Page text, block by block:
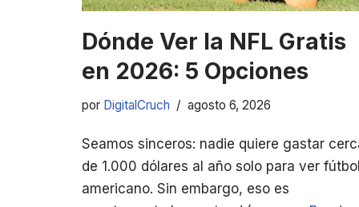
Dónde Ver la NFL Gratis
en 2026: 5 Opciones
por DigitalCruch agosto 6, 2026
Seamos sinceros: nadie quiere gastar
de 1.000 dólares al año solo para ver
americano. Sin embargo, eso es